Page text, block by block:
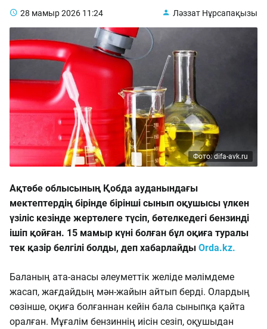
28 мамыр 2026 11:24 Ләззат Нұрсапақызы
Фото: difa-avk.ru
Ақтөбе облысының Қобда ауданындағы
мектептердің бірінде бірінші сынып оқушысы үлкен
үзіліс кезінде жертөлеге түсіп, бөтелкедегі бензинді
ішіп қойған. 15 мамыр күні болған бұл оқиға туралы
тек қазір белгілі болды, деп хабарлайды Orda.kz.
Баланың ата-анасы әлеуметтік желіде мәлімдеме
жасап, жағдайдың мән-жайын айтып берді. Олардың
сөзінше, оқиға болғаннан кейін бала сыныпқа қайта
оралған. Мұғалім бензиннің иісін сезіп, оқушыдан